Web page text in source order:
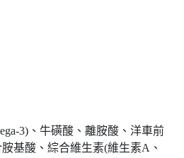
3)、牛磺酸、離胺酸、洋車前
基酸、綜合維生素(維生素A、